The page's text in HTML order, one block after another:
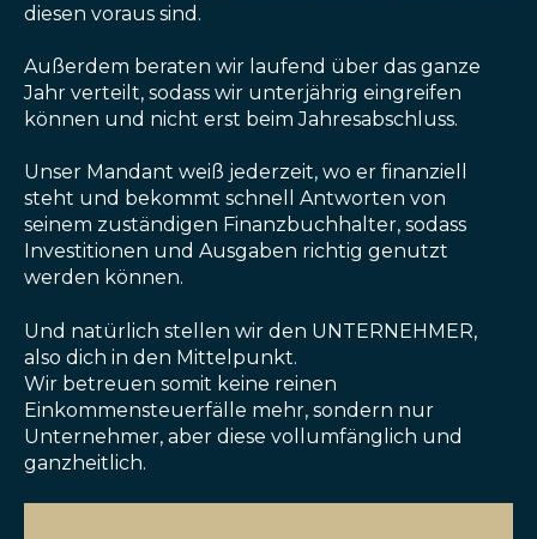
diesen voraus sind.
Außerdem beraten wir laufend über das ganze
Jahr verteilt, sodass wir unterjährig eingreifen
können und nicht erst beim Jahresabschluss.
Unser Mandant weiß jederzeit, wo er finanziell
steht und bekommt schnell Antworten von
seinem zuständigen Finanzbuchhalter, sodass
Investitionen und Ausgaben richtig genutzt
werden können.
Und natürlich stellen wir den UNTERNEHMER,
also dich in den Mittelpunkt.
Wir betreuen somit keine reinen
Einkommensteuerfälle mehr, sondern nur
Unternehmer, aber diese vollumfänglich und
ganzheitlich.